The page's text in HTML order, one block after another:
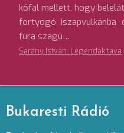
kőfal mellett, hogy
fortyogó iszapvulkánba
fura szagú…
Sarány István: Legendák tava
Bukaresti Rádió